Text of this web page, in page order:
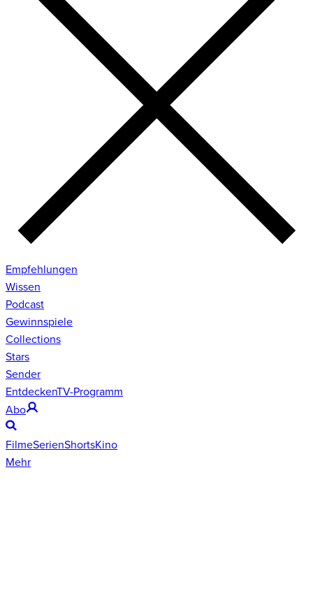
Empfehlungen
Wissen
Podcast
Gewinnspiele
Collections
Stars
Sender
EntdeckenTV-Programm
Abo
FilmeSerienShortsKino
Mehr